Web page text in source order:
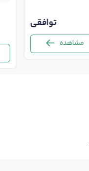
توافقی
مشاهده